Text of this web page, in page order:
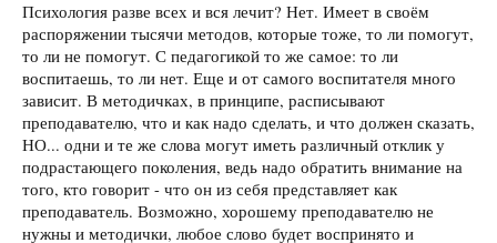
Психология разве всех и вся лечит? Нет. Имеет в своём
распоряжении тысячи методов, которые тоже, то ли помогут,
то ли не помогут. С педагогикой то же самое: то ли
воспитаешь, то ли нет. Еще и от самого воспитателя много
зависит. В методичках, в принципе, расписывают
преподавателю, что и как надо сделать, и что должен сказать,
НО... одни и те же слова могут иметь различный отклик у
подрастающего поколения, ведь надо обратить внимание на
того, кто говорит - что он из себя представляет как
преподаватель. Возможно, хорошему преподавателю не
нужны и методички, любое слово будет воспринято и